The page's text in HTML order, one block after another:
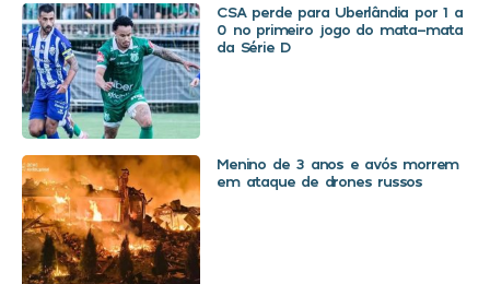
CSA perde para Uberlândia por 1 a
0 no primeiro jogo do mata-mata
da Série D
Menino de 3 anos e avós morrem
em ataque de drones russos